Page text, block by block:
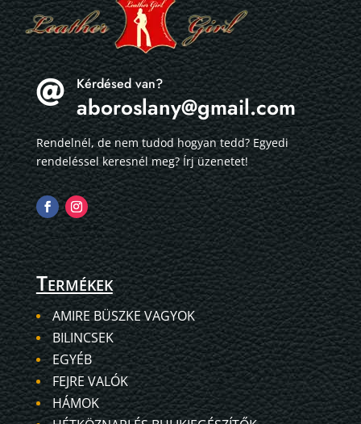
 Kérdésed van?
aboroslany@gmail.com
Rendelnél, de nem tudod hogyan tedd? Egyedi
rendeléssel keresnél meg? Írj üzenetet!
Termékek
AMIRE BÜSZKE VAGYOK
BILINCSEK
EGYÉB
FEJRE VALÓK
HÁMOK